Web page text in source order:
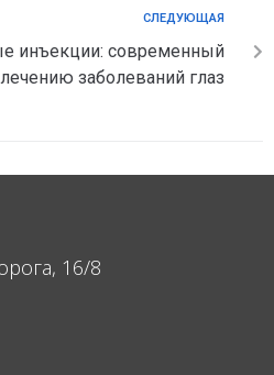
СЛЕДУЮЩАЯ
инъекции: современный
заболеваний глаз
16/8